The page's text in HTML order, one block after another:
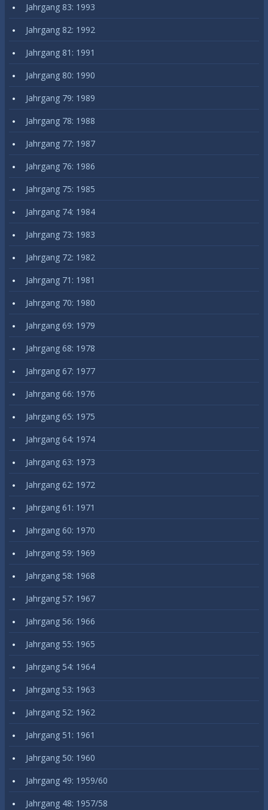
Jahrgang 83: 1993
Jahrgang 82: 1992
Jahrgang 81: 1991
Jahrgang 80: 1990
Jahrgang 79: 1989
Jahrgang 78: 1988
Jahrgang 77: 1987
Jahrgang 76: 1986
Jahrgang 75: 1985
Jahrgang 74: 1984
Jahrgang 73: 1983
Jahrgang 72: 1982
Jahrgang 71: 1981
Jahrgang 70: 1980
Jahrgang 69: 1979
Jahrgang 68: 1978
Jahrgang 67: 1977
Jahrgang 66: 1976
Jahrgang 65: 1975
Jahrgang 64: 1974
Jahrgang 63: 1973
Jahrgang 62: 1972
Jahrgang 61: 1971
Jahrgang 60: 1970
Jahrgang 59: 1969
Jahrgang 58: 1968
Jahrgang 57: 1967
Jahrgang 56: 1966
Jahrgang 55: 1965
Jahrgang 54: 1964
Jahrgang 53: 1963
Jahrgang 52: 1962
Jahrgang 51: 1961
Jahrgang 50: 1960
Jahrgang 49: 1959/60
Jahrgang 48: 1957/58